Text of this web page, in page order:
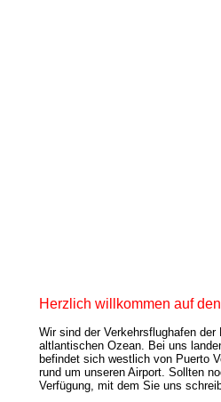
Herzlich willkommen auf
Wir sind der Verkehrsflughafen
altlantischen Ozean. Bei uns
befindet sich westlich von Puerto
rund um unseren Airport. Sollten
Verfügung, mit dem Sie uns